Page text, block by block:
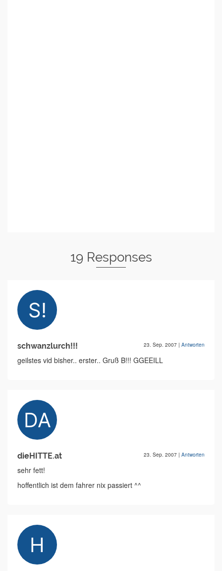
19 Responses
schwanzlurch!!! 23. Sep. 2007 | Antworten
geilstes vid bisher.. erster.. Gruß B!!! GGEEILL
dieHITTE.at 23. Sep. 2007 | Antworten
sehr fett!
hoffentlich ist dem fahrer nix passiert ^^